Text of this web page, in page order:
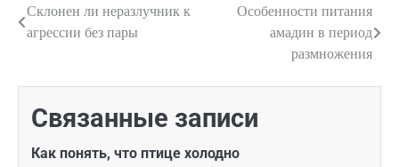
Навигация
по
записям
Склонен ли неразлучник к
агрессии без пары
Особенности питания
амадин в период
размножения
Связанные записи
Как понять, что птице холодно